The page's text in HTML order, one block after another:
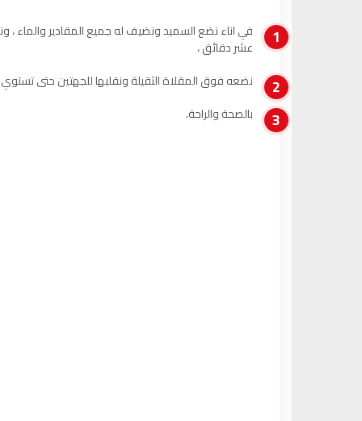
1
في اناء نضع السميد ونضيف له جميع المقادير والماء ،
عشر دقائق ،
2 نضعه فوق المقلاة الثقيلة ونقلبها للجهتين حتى
3 بالصحة والراحة.